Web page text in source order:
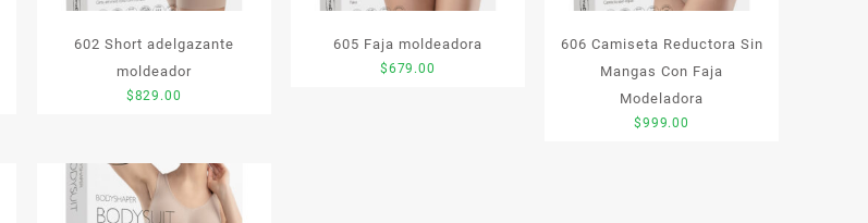
602 Short adelgazante
moldeador
$829.00
605 Faja moldeadora
$679.00
606 Camiseta Reductora Sin
Mangas Con Faja
Modeladora
$999.00